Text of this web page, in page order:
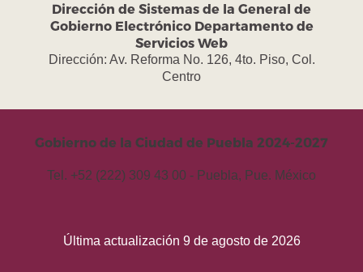
Dirección de Sistemas de la General de
Gobierno Electrónico Departamento de
Servicios Web
Dirección: Av. Reforma No. 126, 4to. Piso, Col.
Centro
Gobierno de la Ciudad de Puebla 2024-2027
Tel. +52 (222) 309 43 00 - Puebla, Pue. México
Última actualización 9 de agosto de 2026